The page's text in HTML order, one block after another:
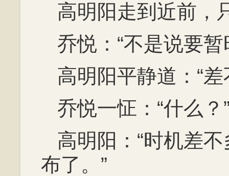
高明阳走到近前，
乔悦：“不是说要
高明阳平静道：“差
乔悦一怔：“什么？
高明阳：“时机差
布了。”